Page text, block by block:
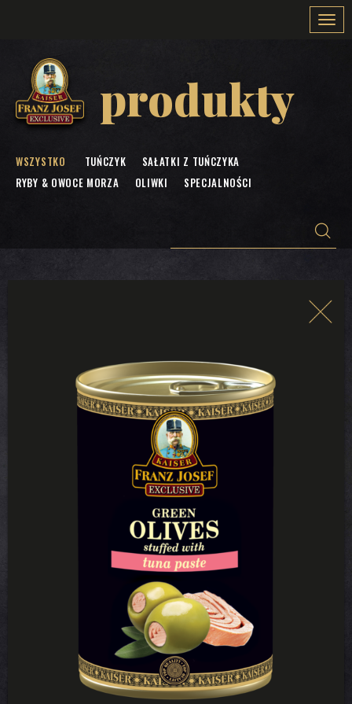
produkty
WSZYSTKO TUŃCZYK
SAŁATKI Z TUŃCZYKA
RYBY & OWOCE MORZA
OLIWKI SPECJALNOŚCI